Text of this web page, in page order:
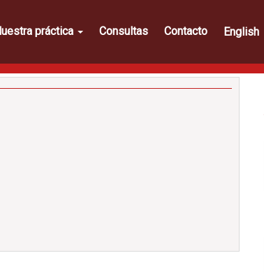
práctica Consultas Contacto English